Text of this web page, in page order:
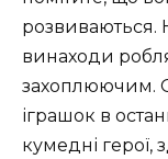
розвиваються.
винаходи
захоплюючим.
іграшок в
кумедні герої,